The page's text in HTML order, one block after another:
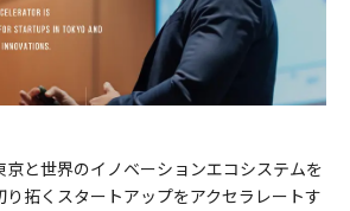
と世界のイノベーションエコシステムを
拓くスタートアップをアクセラレートす